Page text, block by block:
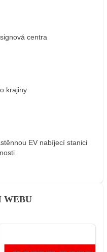
centra
krajiny
EV nabíjecí stanici
WEBU